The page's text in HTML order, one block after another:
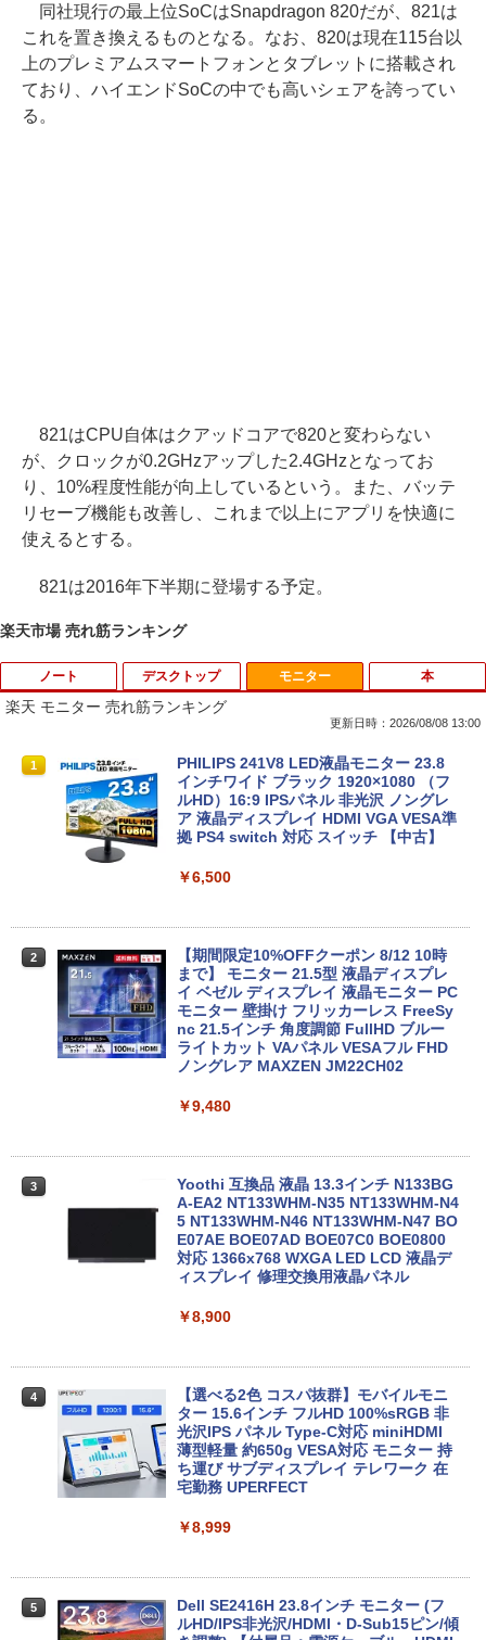
同社現行の最上位SoCはSnapdragon 820だが、821は
これを置き換えるものとなる。なお、820は現在115台以
上のプレミアムスマートフォンとタブレットに搭載され
ており、ハイエンドSoCの中でも高いシェアを誇ってい
る。
821はCPU自体はクアッドコアで820と変わらない
が、クロックが0.2GHzアップした2.4GHzとなってお
り、10%程度性能が向上しているという。また、バッテ
リセーブ機能も改善し、これまで以上にアプリを快適に
使えるとする。
821は2016年下半期に登場する予定。
楽天市場 売れ筋ランキング
ノート
1
ノートパソコン14インチ 極軽量約965g
富士通 LIFEBOOK U748 高性能第7世代
Core i5-7300U カメラ内蔵 メモリ最大16
GB SSD1TB 薄い軽い FHD液晶 type-C
WIFI Bluetooth 中古ノートパソコン Off
ftOffice2024可 Windows11
中古パソコン 東芝 ノートパソコン Dyna
book S73 13.3型 薄型軽量 ノートPC 第
8世代 Core i5-8250U/メモリ 8GB /NVM
e SSD ハードディスク/Wi-Fi/Bluetooth/
Type-C/HDMI/Windows11&office 2019
【★最大100%ポイント】【新生活応援・
2026】【Office 2019 H&B】富士通 LIF
EBOOK/第3世代 Core i7/メモリ:8GB/16
GB/SSD:256GB/512GB/1TB/テンキー/1
5.6型/USB3.0/HDMI/wi-fi/Office/無線マ
ソコン/Windows11/Windows10
【期間限定P15倍+最大10%OFFクーポ
ン】 【3年保証】MICROSOFT マイクロ
ソフト SURFACE GO 2 LTE ADVANCED
(LTEモデル) SSD128GB メモリ8GB Win
ートパソコン 中古パソコン ノートパソコ
￥29,700
デスクトップ
1
【Dell Core-i7 & 24インチ2台液晶PCセ
ット】intel Core i7-7700、RAM:16G
B、SSD:選択可能(256GBor512GBor1T
B)/フルHD（1920x1080）液晶モニタ/光
学ドライブ/5.8Ghz WI-FI/Bluetooth/Wi
e/HDMI/デスクトップパソコン(再生中古
￥41,800
【初期設定済み】デスクトップパソコン
一体型 2026新品 パソコン 一体型PC 24
型 21.5型 Windows11 Office付き｜フル
HD液晶一体型 インテル Core i5 Core i7
B｜ キーボード マウス付 2年保証 安い P
￥47,700
「楽天ランキング1位」 デスクトップパ
ソコン Windows11 Office付き パソコン
新品｜インテル 第14世代 Core i5-4590 i
リ 8～64GB DDR4/5｜ デスクトップPC
￥45,700
【今だけP10倍！大量還元！】一体型デ
スクトップパソコン VETESA 22型液晶
付き メモリ8GB SSD256GB 初期設定済
者向け 高性能PC 新品
￥39,900
モニター
楽天 モニター 売れ筋ランキング
更新日時：2026/08/08 13:00
1
PHILIPS 241V8 LED液晶モニター 23.8
インチワイド ブラック 1920×1080 （フ
ルHD）16:9 IPSパネル 非光沢 ノングレ
ア 液晶ディスプレイ HDMI VGA VESA準
拠 PS4 switch 対応 スイッチ 【中古】
￥6,500
2
【期間限定10%OFFクーポン 8/12 10時
まで】 モニター 21.5型 液晶ディスプレ
イ ベゼル ディスプレイ 液晶モニター PC
モニター 壁掛け フリッカーレス FreeSy
nc 21.5インチ 角度調節 FullHD ブルー
ライトカット VAパネル VESAフル FHD
ノングレア MAXZEN JM22CH02
￥9,480
3
Yoothi 互換品 液晶 13.3インチ N133BG
A-EA2 NT133WHM-N35 NT133WHM-N4
5 NT133WHM-N46 NT133WHM-N47 BO
E07AE BOE07AD BOE07C0 BOE0800
対応 1366x768 WXGA LED LCD 液晶デ
ィスプレイ 修理交換用液晶パネル
￥8,900
4
【選べる2色 コスパ抜群】モバイルモニ
ター 15.6インチ フルHD 100%sRGB 非
光沢IPS パネル Type-C対応 miniHDMI
薄型軽量 約650g VESA対応 モニター 持
ち運び サブディスプレイ テレワーク 在
宅勤務 UPERFECT
￥8,999
5
Dell SE2416H 23.8インチ モニター (フ
ルHD/IPS非光沢/HDMI・D-Sub15ピン/傾
本